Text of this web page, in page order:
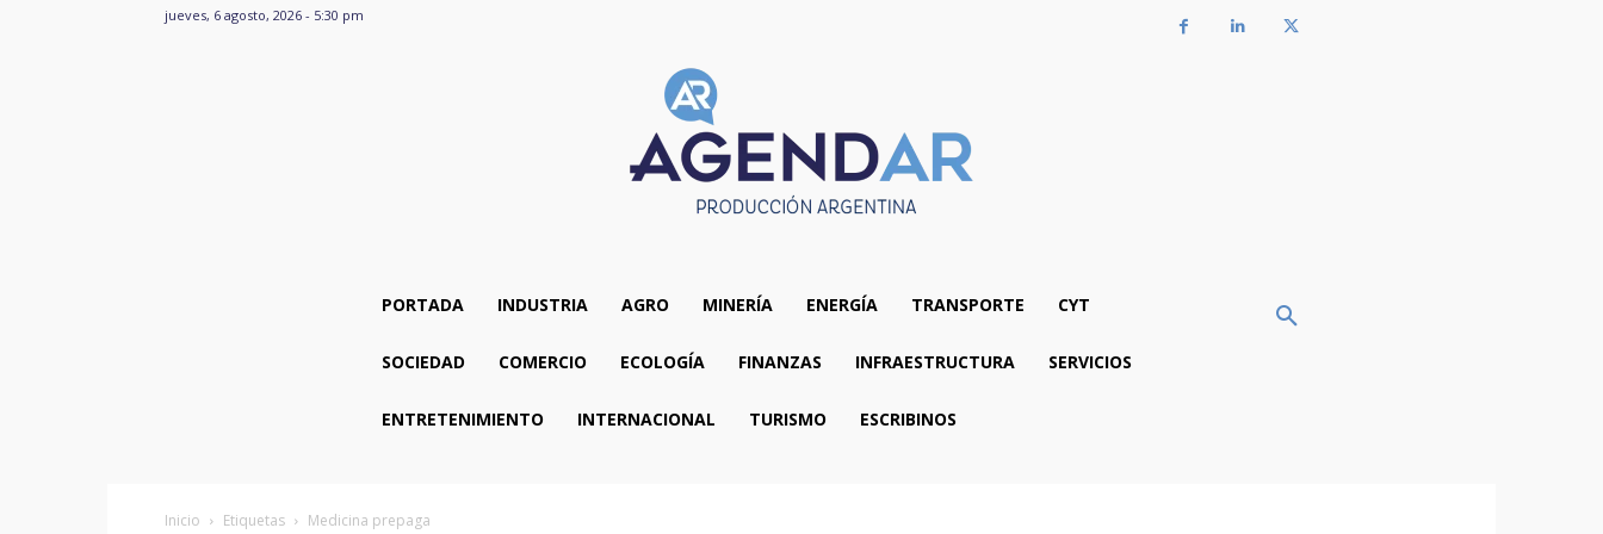
jueves, 6 agosto, 2026 - 5:30 pm
PORTADA INDUSTRIA AGRO MINERÍA ENERGÍA TRANSPORTE CYT
SOCIEDAD COMERCIO ECOLOGÍA FINANZAS INFRAESTRUCTURA SERVICIOS
ENTRETENIMIENTO INTERNACIONAL TURISMO ESCRIBINOS
Inicio Etiquetas Medicina prepaga